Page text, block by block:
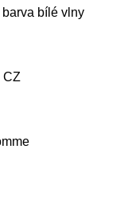
bílé vlny
CZ